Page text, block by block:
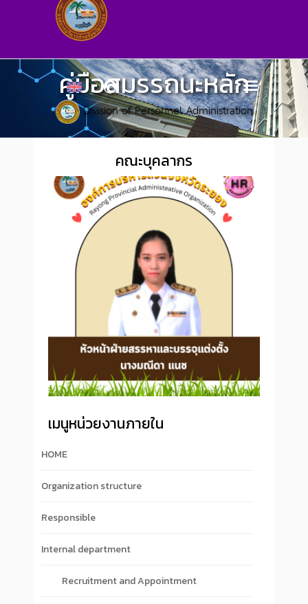
คู่มือสมรรถนะหลัก
Division of Personnel Administration
คณะบุคลากร
เมนูหน่วยงานภายใน
HOME
Organization structure
Responsible
Internal department
Recruitment and Appointment